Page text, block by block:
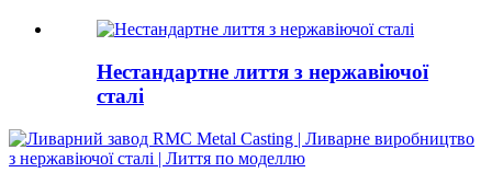
Нестандартне лиття з нержавіючої
сталі